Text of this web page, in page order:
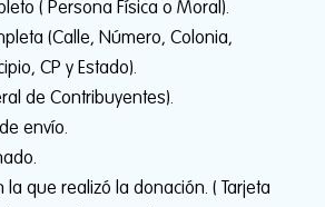
( Persona Física o Moral).
(Calle, Número, Colonia,
CP y Estado).
de Contribuyentes).
envío.
la que realizó la donación. ( Tarjeta